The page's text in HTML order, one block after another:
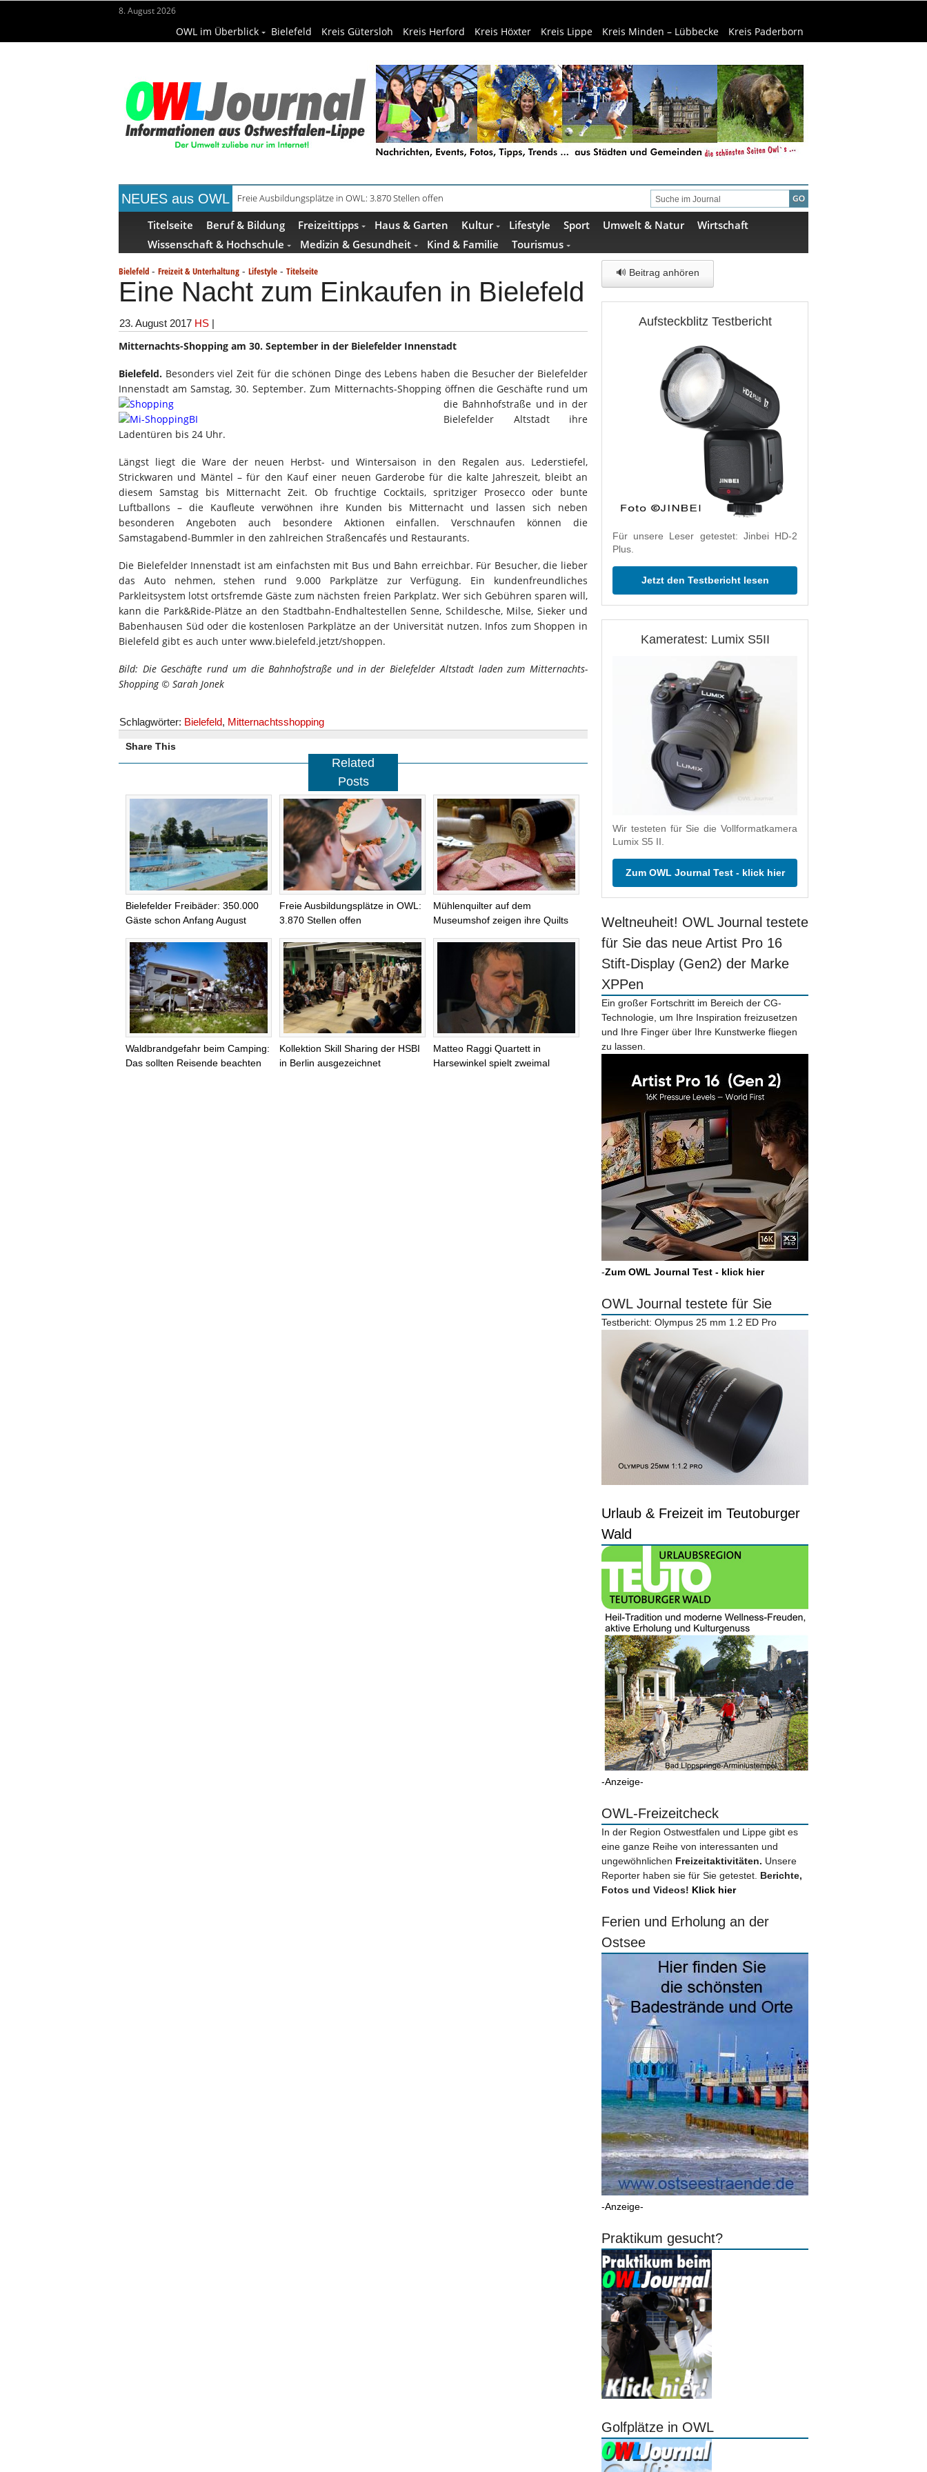
8. August 2026
OWL im Überblick Bielefeld Kreis Gütersloh Kreis Herford Kreis Höxter Kreis Lippe Kreis Minden – Lübbecke Kreis Paderborn
NEUES aus OWL
Freie Ausbildungsplätze in OWL: 3.870 Stellen offen
Recyclingpapier in Küche und Bad schont Ressourcen
Titelseite Beruf & Bildung Freizeittipps Haus & Garten Kultur Lifestyle Sport Umwelt & Natur
Wirtschaft
Wissenschaft & Hochschule
Medizin & Gesundheit Kind & Familie Tourismus
Bielefeld - Freizeit & Unterhaltung - Lifestyle - Titelseite
Eine Nacht zum Einkaufen in Bielefeld
23. August 2017 HS |
Mitternachts-Shopping am 30. September in der Bielefelder Innenstadt
Bielefeld. Besonders viel Zeit für die schönen Dinge des Lebens haben die Besucher der Bielefelder
Innenstadt am Samstag, 30. September. Zum Mitternachts-Shopping öffnen die Geschäfte rund um
die Bahnhofstraße und in der
Bielefelder Altstadt ihre
Ladentüren bis 24 Uhr.
Längst liegt die Ware der neuen Herbst- und Wintersaison in den Regalen aus. Lederstiefel,
Strickwaren und Mäntel – für den Kauf einer neuen Garderobe für die kalte Jahreszeit, bleibt an
diesem Samstag bis Mitternacht Zeit. Ob fruchtige Cocktails, spritziger Prosecco oder bunte
Luftballons – die Kaufleute verwöhnen ihre Kunden bis Mitternacht und lassen sich neben
besonderen Angeboten auch besondere Aktionen einfallen. Verschnaufen können die
Samstagabend-Bummler in den zahlreichen Straßencafés und Restaurants.
Die Bielefelder Innenstadt ist am einfachsten mit Bus und Bahn erreichbar. Für Besucher, die lieber
das Auto nehmen, stehen rund 9.000 Parkplätze zur Verfügung. Ein kundenfreundliches
Parkleitsystem lotst ortsfremde Gäste zum nächsten freien Parkplatz. Wer sich Gebühren sparen will,
kann die Park&Ride-Plätze an den Stadtbahn-Endhaltestellen Senne, Schildesche, Milse, Sieker und
Babenhausen Süd oder die kostenlosen Parkplätze an der Universität nutzen. Infos zum Shoppen in
Bielefeld gibt es auch unter www.bielefeld.jetzt/shoppen.
Bild: Die Geschäfte rund um die Bahnhofstraße und in der Bielefelder Altstadt laden zum Mitternachts-
Shopping © Sarah Jonek
Schlagwörter: Bielefeld, Mitternachtsshopping
Share This
Related
Posts
Bielefelder Freibäder: 350.000
Gäste schon Anfang August
Freie Ausbildungsplätze in OWL:
3.870 Stellen offen
Mühlenquilter auf dem
Museumshof zeigen ihre Quilts
Waldbrandgefahr beim Camping:
Das sollten Reisende beachten
Kollektion Skill Sharing der HSBI
in Berlin ausgezeichnet
Matteo Raggi Quartett in
Harsewinkel spielt zweimal
🔊 Beitrag anhören
Aufsteckblitz Testbericht
Für unsere Leser getestet: Jinbei HD-2
Plus.
Jetzt den Testbericht lesen
Kameratest: Lumix S5II
Wir testeten für Sie die Vollformatkamera
Lumix S5 II.
Zum OWL Journal Test - klick hier
Weltneuheit! OWL Journal testete
für Sie das neue Artist Pro 16
Stift-Display (Gen2) der Marke
XPPen
Ein großer Fortschritt im Bereich der CG-
Technologie, um Ihre Inspiration freizusetzen
und Ihre Finger über Ihre Kunstwerke fliegen
zu lassen.
-Zum OWL Journal Test - klick hier
OWL Journal testete für Sie
Testbericht: Olympus 25 mm 1.2 ED Pro
Urlaub & Freizeit im Teutoburger
Wald
-Anzeige-
OWL-Freizeitcheck
In der Region Ostwestfalen und Lippe gibt es
eine ganze Reihe von interessanten und
ungewöhnlichen Freizeitaktivitäten. Unsere
Reporter haben sie für Sie getestet. Berichte,
Fotos und Videos! Klick hier
Ferien und Erholung an der
Ostsee
-Anzeige-
Praktikum gesucht?
Golfplätze in OWL